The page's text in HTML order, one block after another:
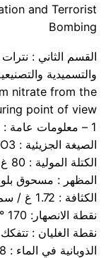
and Terrorist
Bombing
القسم الثاني :
والتسميدية
nitrate from the
point of view
1 – معلومات عامة :
الصيغة الجزيئية : NH4NO3
الكتلة المولية : 80 غ / مول
المظهر : مسحوق
الكثافة : 1.72 غ / سم3
نقطة الانصهار: 170 °م
نقطة الغليان : تتفكك